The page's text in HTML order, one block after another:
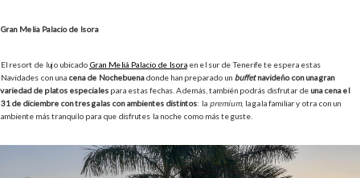
Gran Meliá Palacio de Isora
El resort de lujo ubicado Gran Meliá Palacio de Isora en el sur de Tenerife te espera estas
Navidades con una cena de Nochebuenadonde han preparado un buffetnavideño con una gran
variedad de platos especiales para estas fechas. Además, también podrás disfrutar de una cena el
31 de diciembre con tres galas con ambientes distintos: la premium, la gala familiar y otra con un
ambiente más tranquilo para que disfrutes la noche como más te guste.